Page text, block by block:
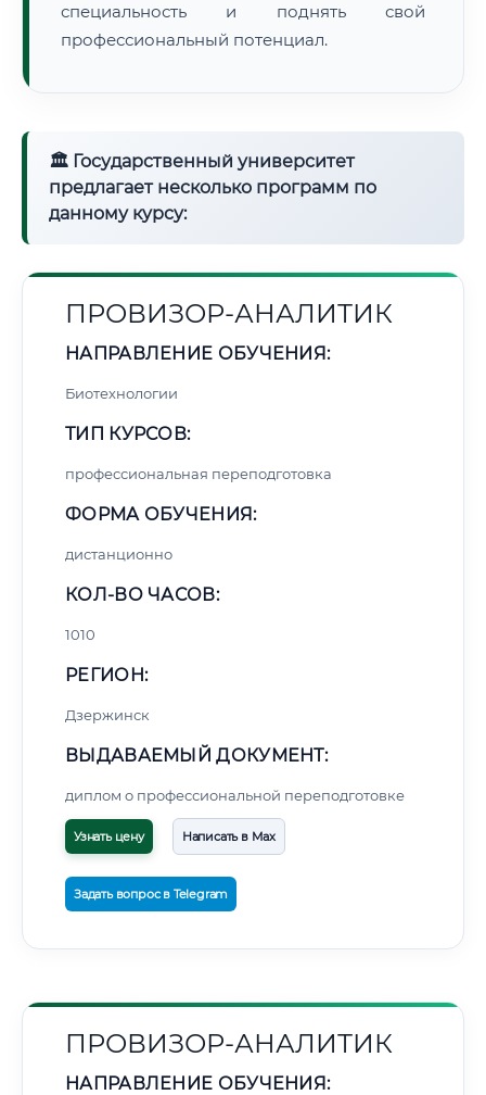
специальность и поднять свой
профессиональный потенциал.
🏛 Государственный университет
предлагает несколько программ по
данному курсу:
ПРОВИЗОР-АНАЛИТИК
НАПРАВЛЕНИЕ ОБУЧЕНИЯ:
Биотехнологии
ТИП КУРСОВ:
профессиональная переподготовка
ФОРМА ОБУЧЕНИЯ:
дистанционно
КОЛ-ВО ЧАСОВ:
1010
РЕГИОН:
Дзержинск
ВЫДАВАЕМЫЙ ДОКУМЕНТ:
диплом о профессиональной переподготовке
Узнать цену Написать в Max
Задать вопрос в Telegram
ПРОВИЗОР-АНАЛИТИК
НАПРАВЛЕНИЕ ОБУЧЕНИЯ: